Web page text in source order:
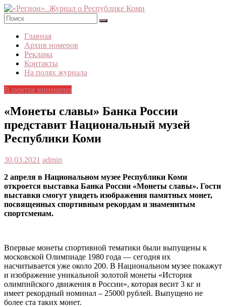
Skip
to
content
«Регион».
Журнал
Республике
Коми
Главная
Архив номеров
Реклама
Контакты
На полях журнала
В центре внимания
«Монеты славы» Банка России
представит Национальный музей
Республики Коми
30.03.2021 admin
2 апреля в Национальном музее Республики Коми
откроется выставка Банка России «Монеты славы». Гости
выставки смогут увидеть изображения памятных монет,
посвященных спортивным рекордам и знаменитым
спортсменам.
Впервые монеты спортивной тематики были выпущены к
московской Олимпиаде 1980 года — сегодня их
насчитывается уже около 200. В Национальном музее покажут
и изображение уникальной золотой монеты «История
олимпийского движения в России», которая весит 3 кг и
имеет рекордный номинал – 25000 рублей. Выпущено не
более ста таких монет.